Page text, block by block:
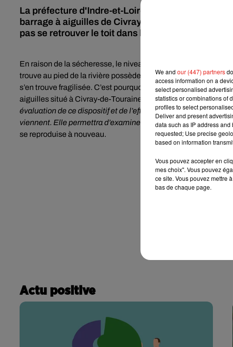
La préfecture d'Indre-et-Loire a pris un arrêté
barrage à aiguilles de Civray-de-Touraine.
pas se retrouver le toit dans l'eau.
En raison de la sécheresse, le niveau d’eau du Cher est bas
trouve au pied de la rivière possède des fondations qui sont
s’en trouve fragilisée. C’est pourquoi la préfète d’Indre-et-
aiguilles situé à Civray-de-Touraine pour permettre la
évaluation de ce dispositif et de l’effet du niveau du Cher sur
viennent. Elle permettra d’examiner les mesures qu’ils
se reproduise à nouveau.
Actu positive
We and our (447) partners
access information on a
select personalised
statistics or combinations of
profiles to select
Deliver and present
data such as IP address
requested; Use precise
based on information
Vous pouvez accepter en
mes choix". Vous pouvez
ce site. Vous pouvez mettre
bas de chaque page.